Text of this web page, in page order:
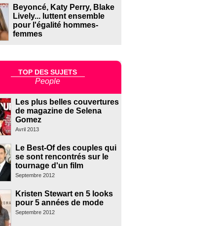
Beyoncé, Katy Perry, Blake
Lively... luttent ensemble
pour l'égalité hommes-
femmes
TOP DES SUJETS
People
Les plus belles couvertures
de magazine de Selena
Gomez
Avril 2013
Le Best-Of des couples qui
se sont rencontrés sur le
tournage d'un film
Septembre 2012
Kristen Stewart en 5 looks
pour 5 années de mode
Septembre 2012